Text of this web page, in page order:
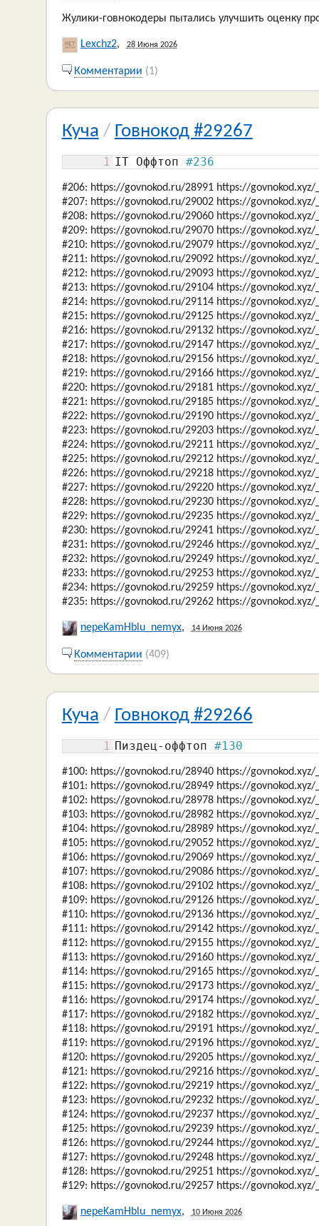
Жулики-говнокодеры пытались улучшить оценку
Lexchz2, 28 Июня 2026
Комментарии (1)
Куча / Говнокод #29267
1 IT Оффтоп #236
#206: https://govnokod.ru/28991 https://govnokod.xyz/
#207: https://govnokod.ru/29002 https://govnokod.xyz/
#208: https://govnokod.ru/29060 https://govnokod.xyz/
#209: https://govnokod.ru/29070 https://govnokod.xyz/
#210: https://govnokod.ru/29079 https://govnokod.xyz/
#211: https://govnokod.ru/29092 https://govnokod.xyz/
#212: https://govnokod.ru/29093 https://govnokod.xyz/
#213: https://govnokod.ru/29104 https://govnokod.xyz/
#214: https://govnokod.ru/29114 https://govnokod.xyz/
#215: https://govnokod.ru/29125 https://govnokod.xyz/
#216: https://govnokod.ru/29132 https://govnokod.xyz/
#217: https://govnokod.ru/29147 https://govnokod.xyz/
#218: https://govnokod.ru/29156 https://govnokod.xyz/
#219: https://govnokod.ru/29166 https://govnokod.xyz/
#220: https://govnokod.ru/29181 https://govnokod.xyz/
#221: https://govnokod.ru/29185 https://govnokod.xyz/
#222: https://govnokod.ru/29190 https://govnokod.xyz/
#223: https://govnokod.ru/29203 https://govnokod.xyz/
#224: https://govnokod.ru/29211 https://govnokod.xyz/
#225: https://govnokod.ru/29212 https://govnokod.xyz/
#226: https://govnokod.ru/29218 https://govnokod.xyz/
#227: https://govnokod.ru/29220 https://govnokod.xyz/
#228: https://govnokod.ru/29230 https://govnokod.xyz/
#229: https://govnokod.ru/29235 https://govnokod.xyz/
#230: https://govnokod.ru/29241 https://govnokod.xyz/
#231: https://govnokod.ru/29246 https://govnokod.xyz/
#232: https://govnokod.ru/29249 https://govnokod.xyz/
#233: https://govnokod.ru/29253 https://govnokod.xyz/
#234: https://govnokod.ru/29259 https://govnokod.xyz/
#235: https://govnokod.ru/29262 https://govnokod.xyz/
nepeKamHblu_nemyx, 14 Июня 2026
Комментарии (409)
Куча / Говнокод #29266
1 Пиздец-оффтоп #130
#100: https://govnokod.ru/28940 https://govnokod.xyz/
#101: https://govnokod.ru/28949 https://govnokod.xyz/
#102: https://govnokod.ru/28978 https://govnokod.xyz/
#103: https://govnokod.ru/28982 https://govnokod.xyz/
#104: https://govnokod.ru/28989 https://govnokod.xyz/
#105: https://govnokod.ru/29052 https://govnokod.xyz/
#106: https://govnokod.ru/29069 https://govnokod.xyz/
#107: https://govnokod.ru/29086 https://govnokod.xyz/
#108: https://govnokod.ru/29102 https://govnokod.xyz/
#109: https://govnokod.ru/29126 https://govnokod.xyz/
#110: https://govnokod.ru/29136 https://govnokod.xyz/
#111: https://govnokod.ru/29142 https://govnokod.xyz/
#112: https://govnokod.ru/29155 https://govnokod.xyz/
#113: https://govnokod.ru/29160 https://govnokod.xyz/
#114: https://govnokod.ru/29165 https://govnokod.xyz/
#115: https://govnokod.ru/29173 https://govnokod.xyz/
#116: https://govnokod.ru/29174 https://govnokod.xyz/
#117: https://govnokod.ru/29182 https://govnokod.xyz/
#118: https://govnokod.ru/29191 https://govnokod.xyz/
#119: https://govnokod.ru/29196 https://govnokod.xyz/
#120: https://govnokod.ru/29205 https://govnokod.xyz/
#121: https://govnokod.ru/29216 https://govnokod.xyz/
#122: https://govnokod.ru/29219 https://govnokod.xyz/
#123: https://govnokod.ru/29232 https://govnokod.xyz/
#124: https://govnokod.ru/29237 https://govnokod.xyz/
#125: https://govnokod.ru/29239 https://govnokod.xyz/
#126: https://govnokod.ru/29244 https://govnokod.xyz/
#127: https://govnokod.ru/29248 https://govnokod.xyz/
#128: https://govnokod.ru/29251 https://govnokod.xyz/
#129: https://govnokod.ru/29257 https://govnokod.xyz/
nepeKamHblu_nemyx, 10 Июня 2026